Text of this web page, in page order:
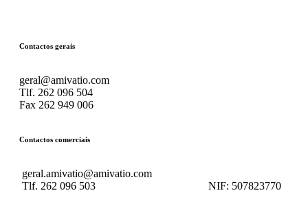
Contactos gerais
geral@amivatio.com
Tlf. 262 096 504
Fax 262 949 006
Contactos comerciais
geral.amivatio@amivatio.com
Tlf. 262 096 503 NIF: 507823770